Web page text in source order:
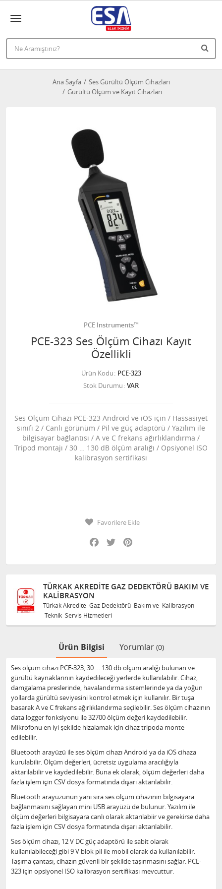
Ana Sayfa
Ses Gürültü Ölçüm Cihazları
Gürültü Ölçüm ve Kayıt Cihazları
PCE Instruments™
PCE-323 Ses Ölçüm Cihazı Kayıt
Özellikli
Ürün Kodu PCE-323
Stok Durumu VAR
Ses Ölçüm Cihazı PCE-323 Android ve iOS için / Hassasiyet
sınıfı 2 / Canlı görünüm / Pil ve güç adaptörü / Yazılım ile
bilgisayar bağlantısı / A ve C frekans ağırlıklandırma /
Tripod montajı / 30 … 130 dB ölçüm aralığı / Opsiyonel ISO
kalibrasyon sertifikası
Favorilere Ekle
Facebook
Twitter
AKREDITE GAZ DEDEKTÖRÜ BAKIM VE
Akredite Gaz Dedektörü Bakım ve Kalibrasyon
Servis Hizmetleri
Türkak
Ürün Bilgisi Yorumlar (0)
Ses ölçüm cihazı PCE-323, 30 … 130 db ölçüm aralığı bulunan ve
gürültü kaynaklarının kaydedileceği yerlerde kullanılabilir. Cihaz,
damgalama preslerinde, havalandırma sistemlerinde ya da yoğun
yollarda gürültü seviyesini kontrol etmek için kullanılır. Bir tuşa
basarak A ve C frekans ağırlıklandırma seçilebilir. Ses ölçüm cihazının
data logger fonksiyonu ile 32700 ölçüm değeri kaydedilebilir.
Mikrofonu en iyi şekilde hizalamak için cihaz tripoda monte
edilebilir.
Bluetooth arayüzü ile ses ölçüm cihazı Android ya da iOS cihaza
kurulabilir. Ölçüm değerleri, ücretsiz uygulama aracılığıyla
aktarılabilir ve kaydedilebilir. Buna ek olarak, ölçüm değerleri daha
fazla işlem için CSV dosya formatında dışarı aktarılabilir.
Bluetooth arayüzünün yanı sıra ses ölçüm cihazının bilgisayara
bağlanmasını sağlayan mini USB arayüzü de bulunur. Yazılım ile
ölçüm değerleri bilgisayara canlı olarak aktarılabiir ve gerekirse daha
fazla işlem için CSV dosya formatında dışarı aktarılabilir.
Ses ölçüm cihazı, 12 V DC güç adaptörü ile sabit olarak
kullanılabileceği gibi 9 V blok pil ile mobil olarak da kullanılabilir.
Taşıma çantası, cihazın güvenli bir şekilde taşınmasını sağlar. PCE-
323 için opsiyonel ISO kalibrasyon sertifikası mevcuttur.